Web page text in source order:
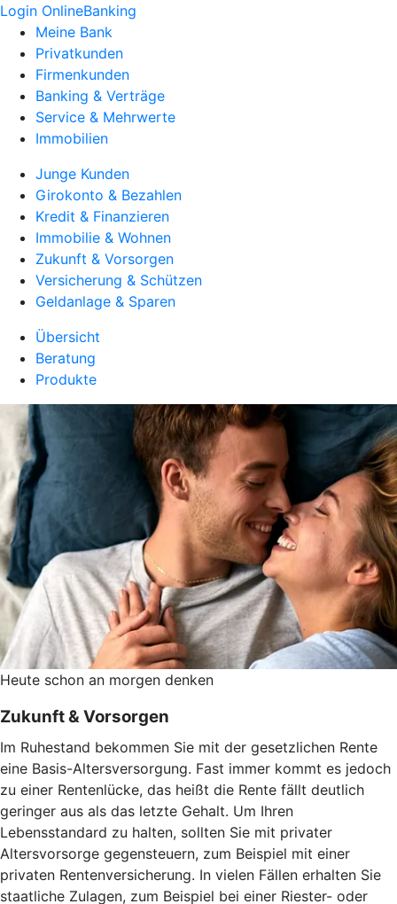
Login OnlineBanking
Meine Bank
Privatkunden
Firmenkunden
Banking & Verträge
Service & Mehrwerte
Immobilien
Junge Kunden
Girokonto & Bezahlen
Kredit & Finanzieren
Immobilie & Wohnen
Zukunft & Vorsorgen
Versicherung & Schützen
Geldanlage & Sparen
Übersicht
Beratung
Produkte
Heute schon an morgen denken
Zukunft & Vorsorgen
Im Ruhestand bekommen Sie mit der gesetzlichen Rente
eine Basis-Altersversorgung. Fast immer kommt es jedoch
zu einer Rentenlücke, das heißt die Rente fällt deutlich
geringer aus als das letzte Gehalt. Um Ihren
Lebensstandard zu halten, sollten Sie mit privater
Altersvorsorge gegensteuern, zum Beispiel mit einer
privaten Rentenversicherung. In vielen Fällen erhalten Sie
staatliche Zulagen, zum Beispiel bei einer Riester- oder